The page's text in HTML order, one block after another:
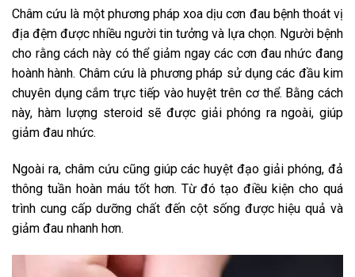
Châm cứu là một phương pháp xoa dịu cơn đau bệnh thoát vị
địa đệm được nhiều người tin tưởng và lựa chọn. Người bệnh
cho rằng cách này có thể giảm ngay các cơn đau nhức đang
hoành hành. Châm cứu là phương pháp sử dụng các đầu kim
chuyên dụng cắm trực tiếp vào huyệt trên cơ thể. Bằng cách
này, hàm lượng steroid sẽ được giải phóng ra ngoài, giúp
giảm đau nhức.
Ngoài ra, châm cứu cũng giúp các huyệt đạo giải phóng, đả
thông tuần hoàn máu tốt hơn. Từ đó tạo điều kiện cho quá
trình cung cấp dưỡng chất đến cột sống được hiệu quả và
giảm đau nhanh hơn.